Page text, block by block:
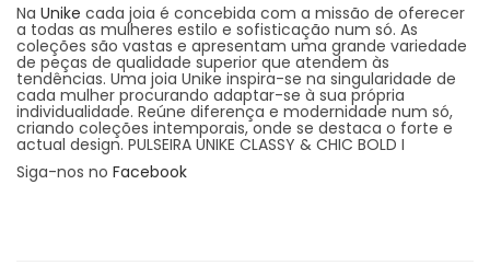
Na Unike cada joia é concebida com a missão de oferecer
a todas as mulheres estilo e sofisticação num só. As
coleções são vastas e apresentam uma grande variedade
de peças de qualidade superior que atendem às
tendências. Uma joia Unike inspira-se na singularidade de
cada mulher procurando adaptar-se à sua própria
individualidade. Reúne diferença e modernidade num só,
criando coleções intemporais, onde se destaca o forte e
actual design. PULSEIRA UNIKE CLASSY & CHIC BOLD I
Siga-nos no Facebook